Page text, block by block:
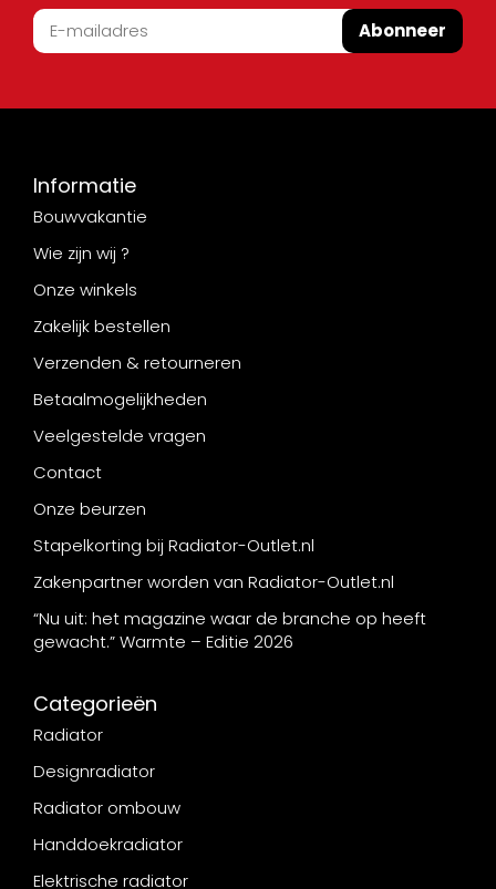
Abonneer
Informatie
Bouwvakantie
Wie zijn wij ?
Onze winkels
Zakelijk bestellen
Verzenden & retourneren
Betaalmogelijkheden
Veelgestelde vragen
Contact
Onze beurzen
Stapelkorting bij Radiator-Outlet.nl
Zakenpartner worden van Radiator-Outlet.nl
“Nu uit: het magazine waar de branche op heeft
gewacht.” Warmte – Editie 2026
Categorieën
Radiator
Designradiator
Radiator ombouw
Handdoekradiator
Elektrische radiator